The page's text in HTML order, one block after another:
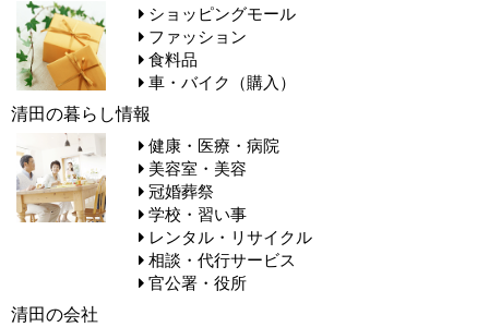
ショッピングモール
ファッション
食料品
車・バイク（購入）
清田の暮らし情報
健康・医療・病院
美容室・美容
冠婚葬祭
学校・習い事
レンタル・リサイクル
相談・代行サービス
官公署・役所
清田の会社